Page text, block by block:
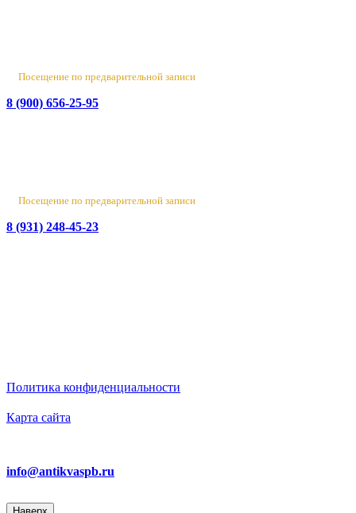
Посещение по предварительной записи
8 (900) 656-25-95
Посещение по предварительной записи
8 (931) 248-45-23
Политика конфиденциальности
Карта сайта
info@antikvaspb.ru